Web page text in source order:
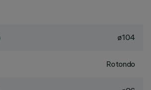
ø104
Rotondo